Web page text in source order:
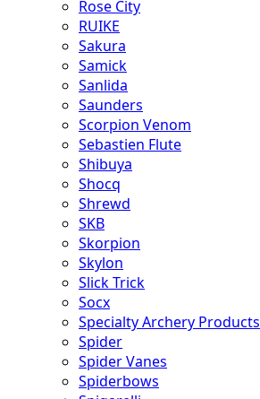
Rose City
RUIKE
Sakura
Samick
Sanlida
Saunders
Scorpion Venom
Sebastien Flute
Shibuya
Shocq
Shrewd
SKB
Skorpion
Skylon
Slick Trick
Socx
Specialty Archery Products
Spider
Spider Vanes
Spiderbows